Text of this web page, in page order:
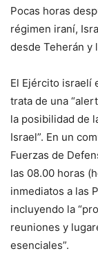
Pocas horas
régimen iraní,
desde Teherán y
El Ejército israelí
trata de una
la posibilidad de
Israel”. En un
Fuerzas de
las 08.00 horas
inmediatos a las
incluyendo la
reuniones y
esenciales”.